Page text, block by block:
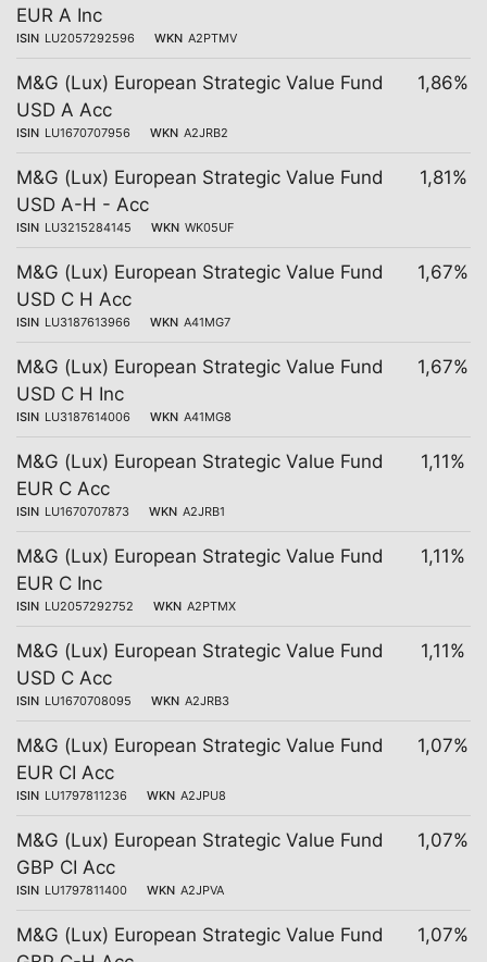
EUR A Inc
ISIN LU2057292596 WKN A2PTMV
M&G (Lux) European Strategic Value Fund
USD A Acc
ISIN LU1670707956 WKN A2JRB2
1,86%
M&G (Lux) European Strategic Value Fund
USD A-H - Acc
ISIN LU3215284145 WKN WK05UF
1,81%
M&G (Lux) European Strategic Value Fund
USD C H Acc
ISIN LU3187613966 WKN A41MG7
1,67%
M&G (Lux) European Strategic Value Fund
USD C H Inc
ISIN LU3187614006 WKN A41MG8
1,67%
M&G (Lux) European Strategic Value Fund
EUR C Acc
ISIN LU1670707873 WKN A2JRB1
1,11%
M&G (Lux) European Strategic Value Fund
EUR C Inc
ISIN LU2057292752 WKN A2PTMX
1,11%
M&G (Lux) European Strategic Value Fund
USD C Acc
ISIN LU1670708095 WKN A2JRB3
1,11%
M&G (Lux) European Strategic Value Fund
EUR CI Acc
ISIN LU1797811236 WKN A2JPU8
1,07%
M&G (Lux) European Strategic Value Fund
GBP CI Acc
ISIN LU1797811400 WKN A2JPVA
1,07%
M&G (Lux) European Strategic Value Fund
1,07%